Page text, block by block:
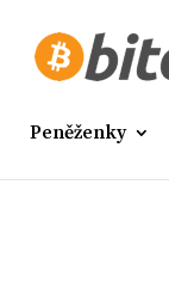
Peněženky